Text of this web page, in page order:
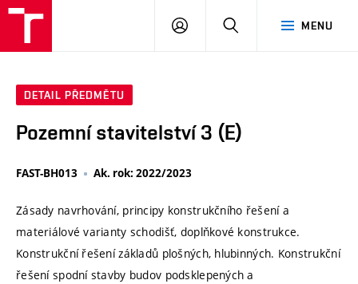
MENU
PŘIHLÁSIT
DETAIL PŘEDMĚTU
Pozemní stavitelství 3 (E)
FAST-BH013 Ak. rok: 2022/2023
Zásady navrhování, principy konstrukčního řešení a
materiálové varianty schodišť, doplňkové konstrukce.
Konstrukční řešení základů plošných, hlubinných. Konstrukční
řešení spodní stavby budov podsklepených a